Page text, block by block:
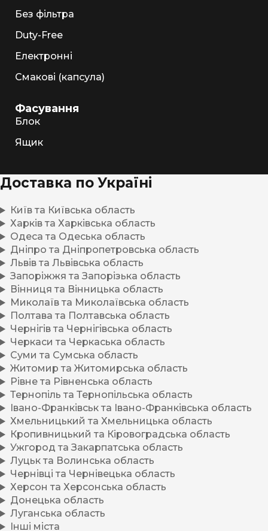
Без фільтра
Duty-Free
Електронні
Смакові (капсула)
Фасування
Блок
Ящик
Доставка по Україні
Київ та Київська область
Харків та Харківська область
Одеса та Одеська область
Дніпро та Дніпропетровська область
Львів та Львівська область
Запоріжжя та Запорізька область
Вінниця та Вінницька область
Миколаїв та Миколаївська область
Полтава та Полтавська область
Чернігів та Чернігівська область
Черкаси та Черкаська область
Суми та Сумська область
Житомир та Житомирська область
Рівне та Рівненська область
Тернопіль та Тернопільська область
Івано-Франківськ та Івано-Франківська область
Хмельницький та Хмельницька область
Кропивницький та Кіровоградська область
Ужгород та Закарпатська область
Луцьк та Волинська область
Чернівці та Чернівецька область
Херсон та Херсонська область
Донецька область
Луганська область
Інші міста